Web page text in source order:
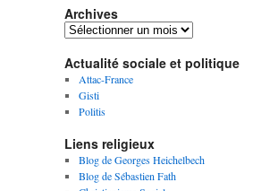
Archives
Archives
Actualité sociale et politique
Attac-France
Gisti
Politis
Liens religieux
Blog de Georges Heichelbech
Blog de Sébastien Fath